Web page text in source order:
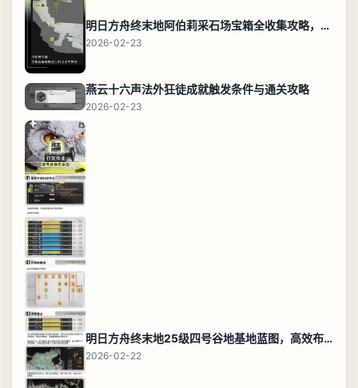
明日方舟终末地阿伯莉采石场宝箱全收集攻略，全点位分布图与路线
2026-02-23
燕云十六声法外狂徒成就触发条件与通关攻略
2026-02-23
明日方舟终末地25级四号谷地基地蓝图，高效布局规划
2026-02-22